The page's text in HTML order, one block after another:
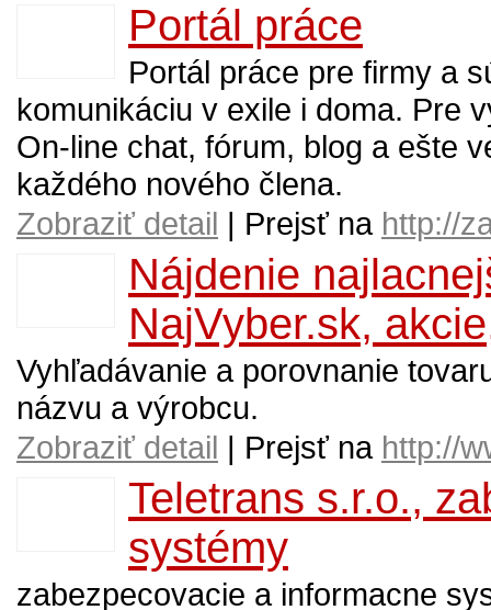
Portál práce
Portál práce pre firmy a
komunikáciu v exile i doma. Pre
On-line chat, fórum, blog a ešte
každého nového člena.
Zobraziť detail | Prejsť na http://
Nájdenie
NajVyber.sk,
Vyhľadávanie a porovnanie
názvu a výrobcu.
Zobraziť detail | Prejsť na http://
Teletrans s.r.o.,
systémy
zabezpecovacie a informacne